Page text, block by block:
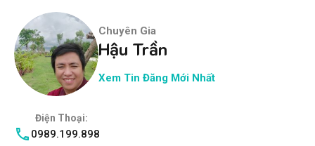
Chuyên Gia
Hậu Trần
Xem Tin Đăng Mới Nhất
Điện Thoại:
0989.199.898